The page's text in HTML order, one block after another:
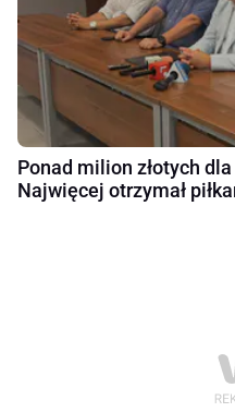
Ponad milion złotych
Najwięcej otrzymał